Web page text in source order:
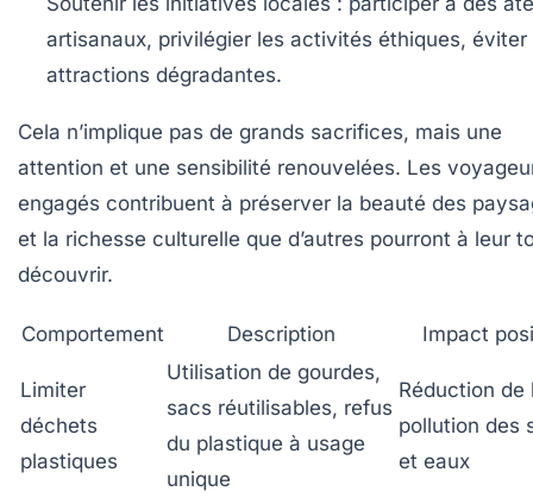
artisanaux, privilégier les activités éthiques, éviter
attractions dégradantes.
Cela n’implique pas de grands sacrifices, mais une
attention et une sensibilité renouvelées. Les
engagés contribuent à préserver la beauté des
et la richesse culturelle que d’autres pourront à leur
découvrir.
Comportement Description Impact
Limiter
déchets
plastiques
Utilisation de gourdes,
sacs réutilisables, refus
du plastique à usage
unique
Réduction de
pollution des
et eaux